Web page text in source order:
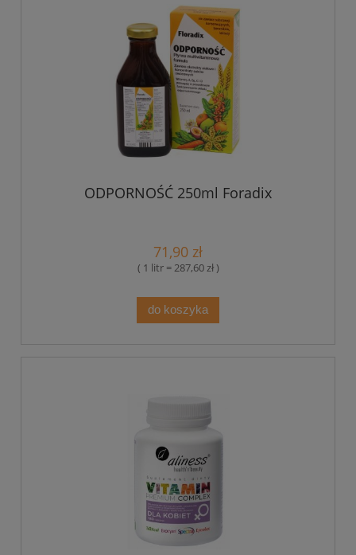
ODPORNOŚĆ 250ml Foradix
71,90 zł
( 1 litr = 287,60 zł )
do koszyka